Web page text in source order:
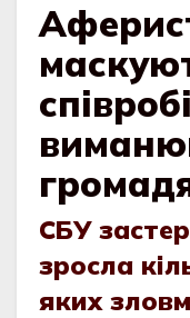
СБУ
зросла
яких